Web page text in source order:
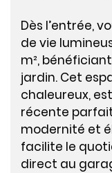
Dès l’entrée,
de vie
m²,
jardin. Cet
chaleureux,
récente
modernité et
facilite le
direct au